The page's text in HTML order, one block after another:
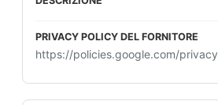
https://policies.google.com/privacy